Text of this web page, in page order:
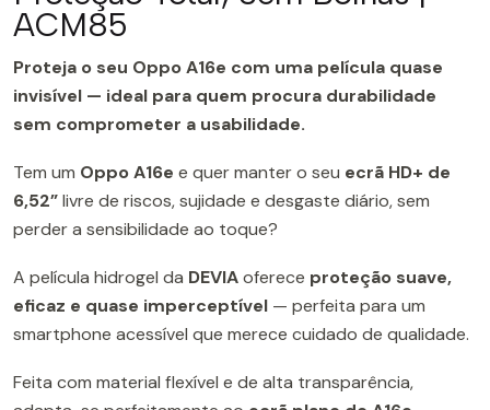
ACM85
Proteja o seu Oppo A16e com uma película quase
invisível — ideal para quem procura durabilidade
sem comprometer a usabilidade.
Tem um Oppo A16e e quer manter o seu ecrã HD+ de
6,52”livre de riscos, sujidade e desgaste diário, sem
perder a sensibilidade ao toque?
A película hidrogel da DEVIAoferece proteção suave,
eficaz e quase imperceptível — perfeita para um
smartphone acessível que merece cuidado de qualidade.
Feita com material flexível e de alta transparência,